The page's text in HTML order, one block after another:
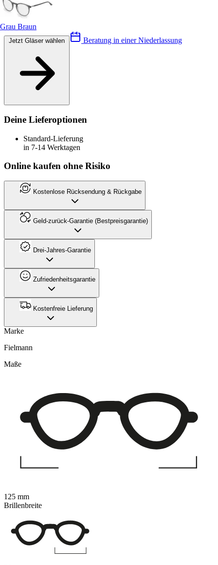
Grau Braun
Beratung in einer Niederlassung
Deine Lieferoptionen
Standard-Lieferung
in 7-14 Werktagen
Online kaufen ohne Risiko
Kostenlose Rücksendung & Rückgabe
Geld-zurück-Garantie (Bestpreisgarantie)
Drei-Jahres-Garantie
Zufriedenheitsgarantie
Kostenfreie Lieferung
Marke
Fielmann
Maße
125 mm
Brillenbreite